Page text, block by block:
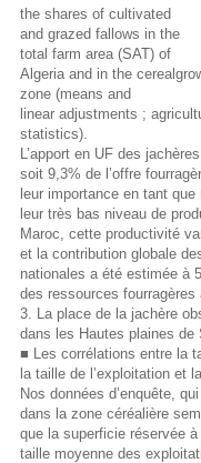
the shares of cultivated
and grazed fallows in the
total farm area (SAT) of
Algeria and in the
zone (means and
linear adjustments ;
statistics).
L’apport en UF des
soit 9,3% de l’offre
leur importance en tant
leur très bas niveau de
Maroc, cette productivité
et la contribution globale
nationales a été estimée à
des ressources
3. La place de la jachère
dans les Hautes plaines de
■ Les corrélations entre la
la taille de l’exploitation et
Nos données d’enquête,
dans la zone céréalière
que la superficie réservée
taille moyenne des